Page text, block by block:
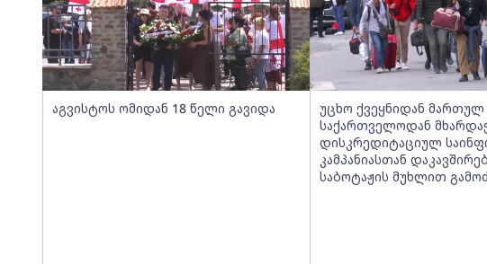
აგვისტოს ომიდან 18 წელი გავიდა
უცხო ქვეყნიდან
საქართველოდან
დისკრედიტაციულ
კამპანიასთან
საბოტაჟის მუხლით